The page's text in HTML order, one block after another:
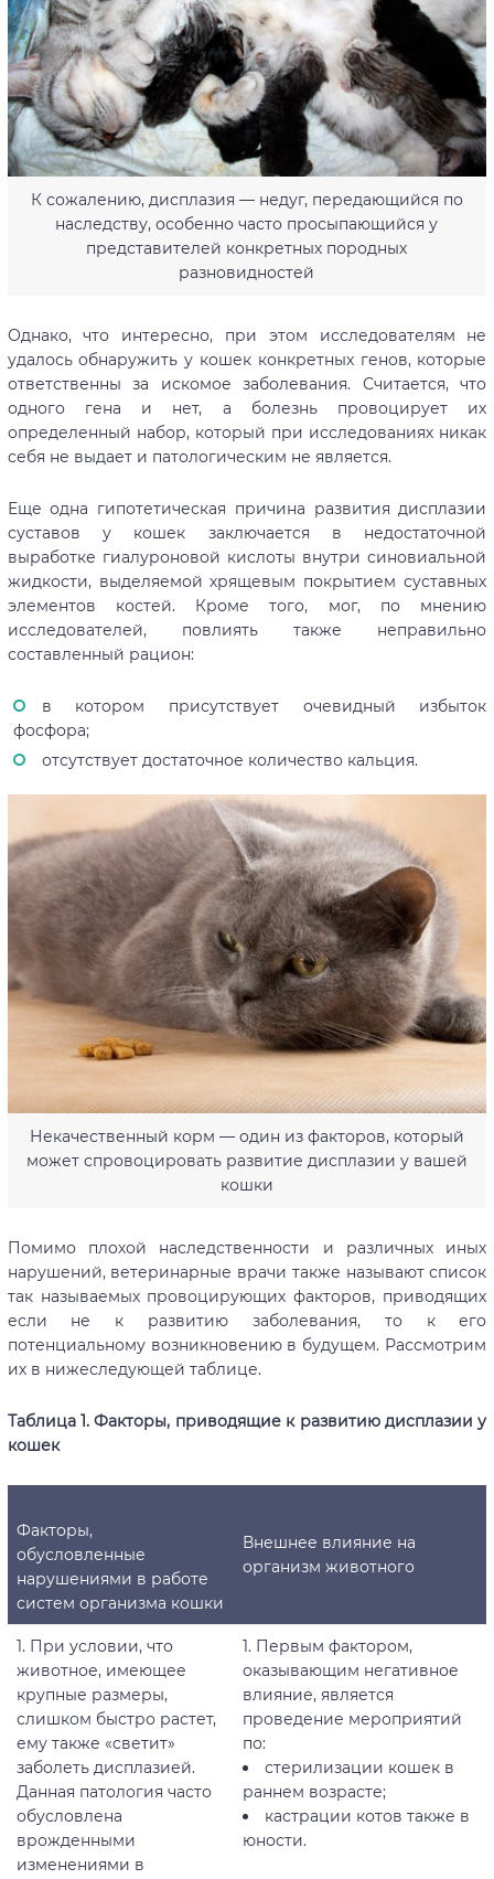
К сожалению, дисплазия — недуг, передающийся по
наследству, особенно часто просыпающийся у
представителей конкретных породных
разновидностей
Однако, что интересно, при этом исследователям не
удалось обнаружить у кошек конкретных генов, которые
ответственны за искомое заболевания. Считается, что
одного гена и нет, а болезнь провоцирует их
определенный набор, который при исследованиях никак
себя не выдает и патологическим не является.
Еще одна гипотетическая причина развития дисплазии
суставов у кошек заключается в недостаточной
выработке гиалуроновой кислоты внутри синовиальной
жидкости, выделяемой хрящевым покрытием суставных
элементов костей. Кроме того, мог, по мнению
исследователей, повлиять также неправильно
составленный рацион:
в котором присутствует очевидный избыток
фосфора;
отсутствует достаточное количество кальция.
Некачественный корм — один из факторов, который
может спровоцировать развитие дисплазии у вашей
кошки
Помимо плохой наследственности и различных иных
нарушений, ветеринарные врачи также называют список
так называемых провоцирующих факторов, приводящих
если не к развитию заболевания, то к его
потенциальному возникновению в будущем. Рассмотрим
их в нижеследующей таблице.
Таблица 1. Факторы, приводящие к развитию дисплазии у
кошек
Факторы,
обусловленные
нарушениями в работе
систем организма кошки
Внешнее влияние на
организм животного
1. При условии, что
животное, имеющее
крупные размеры,
слишком быстро растет,
ему также «светит»
заболеть дисплазией.
Данная патология часто
обусловлена
врожденными
изменениями в
1. Первым фактором,
оказывающим негативное
влияние, является
проведение мероприятий
по:
стерилизации кошек в
раннем возрасте;
кастрации котов также в
юности.